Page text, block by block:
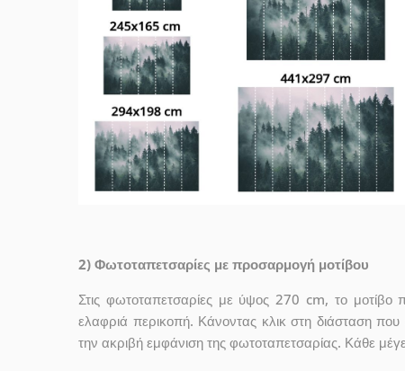
2) Φωτοταπετσαρίες με προσαρμογή μοτίβου
Στις φωτοταπετσαρίες με ύψος 270 cm, το μοτίβο
ελαφριά περικοπή. Κάνοντας κλικ στη διάσταση που
την ακριβή εμφάνιση της φωτοταπετσαρίας. Κάθε